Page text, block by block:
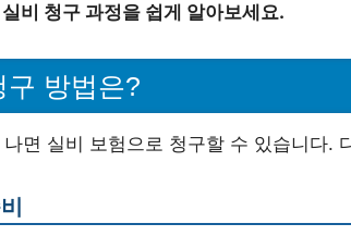
비 청구 과정을 쉽게 알아보세요.
구 방법은?
면 실비 보험으로 청구할 수 있습니다.